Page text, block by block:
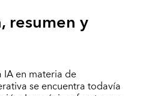
resumen y
en materia de
se encuentra todavía